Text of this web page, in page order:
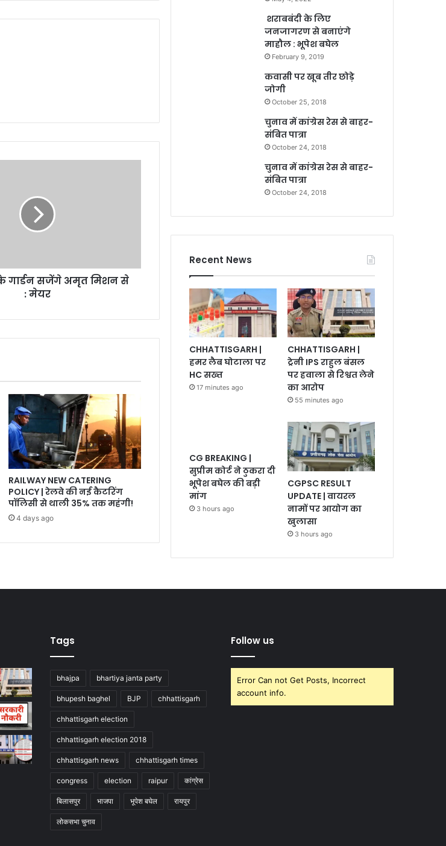
गार्डन सजेंगे अमृत मिशन से
: मेयर
RAILWAY NEW CATERING
POLICY | रेलवे की नई कैटरिंग
पॉलिसी से थाली 35% तक महंगी!
4 days ago
शराबबंदी के लिए
जनजागरण से बनाएंगे
माहौल : भूपेश बघेल
February 9, 2019
कवासी पर खूब तीर छोड़े
जोगी
October 25, 2018
चुनाव में कांग्रेस रेस से बाहर-
संबित पात्रा
October 24, 2018
चुनाव में कांग्रेस रेस से बाहर-
संबित पात्रा
October 24, 2018
Recent News
CHHATTISGARH |
हमर लैब घोटाला पर
HC सख्त
17 minutes ago
CHHATTISGARH |
ट्रेनी IPS राहुल बंसल
पर हवाला से रिश्वत लेने
का आरोप
55 minutes ago
CG BREAKING |
सुप्रीम कोर्ट ने ठुकरा दी
भूपेश बघेल की बड़ी
मांग
3 hours ago
CGPSC RESULT
UPDATE | वायरल
नामों पर आयोग का
खुलासा
3 hours ago
Tags
bhajpa bhartiya janta party
bhupesh baghel BJP chhattisgarh
chhattisgarh election
chhattisgarh election 2018
chhattisgarh news chhattisgarh times
congress election raipur कांग्रेस
बिलासपुर भाजपा भूपेश बघेल रायपुर
लोकसभा चुनाव
Follow us
Error Can not Get Posts, Incorrect
account info.